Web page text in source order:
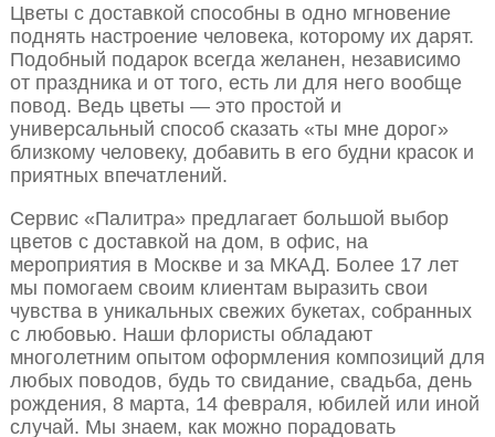
Цветы с доставкой способны в одно мгновение
поднять настроение человека, которому их дарят.
Подобный подарок всегда желанен, независимо
от праздника и от того, есть ли для него вообще
повод. Ведь цветы — это простой и
универсальный способ сказать «ты мне дорог»
близкому человеку, добавить в его будни красок и
приятных впечатлений.
Сервис «Палитра» предлагает большой выбор
цветов с доставкой на дом, в офис, на
мероприятия в Москве и за МКАД. Более 17 лет
мы помогаем своим клиентам выразить свои
чувства в уникальных свежих букетах, собранных
с любовью. Наши флористы обладают
многолетним опытом оформления композиций для
любых поводов, будь то свидание, свадьба, день
рождения, 8 марта, 14 февраля, юбилей или иной
случай. Мы знаем, как можно порадовать